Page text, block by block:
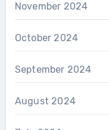
November 2024
October 2024
September 2024
August 2024